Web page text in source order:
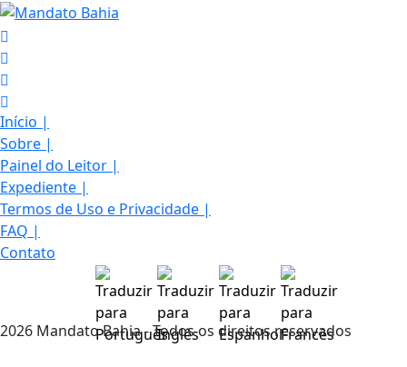
Início |
Sobre |
Painel do Leitor |
Expediente |
Termos de Uso e Privacidade |
FAQ |
Contato
2026 Mandato Bahia - Todos os direitos reservados
Termos de Uso e Privacidade
Esse site utiliza cookies para melhorar sua
experiência de navegação. Ao continuar o acesso,